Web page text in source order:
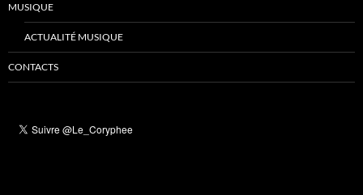
MUSIQUE
ACTUALITÉ MUSIQUE
CONTACTS